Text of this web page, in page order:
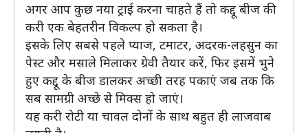
अगर आप कुछ नया ट्राई करना चाहते हैं तो कद्दू बीज की
करी एक बेहतरीन विकल्प हो सकता है।
इसके लिए सबसे पहले प्याज, टमाटर, अदरक-लहसुन का
पेस्ट और मसाले मिलाकर ग्रेवी तैयार करें, फिर इसमें भुने
हुए कद्दू के बीज डालकर अच्छी तरह पकाएं जब तक कि
सब सामग्री अच्छे से मिक्स हो जाएं।
यह करी रोटी या चावल दोनों के साथ बहुत ही लाजवाब